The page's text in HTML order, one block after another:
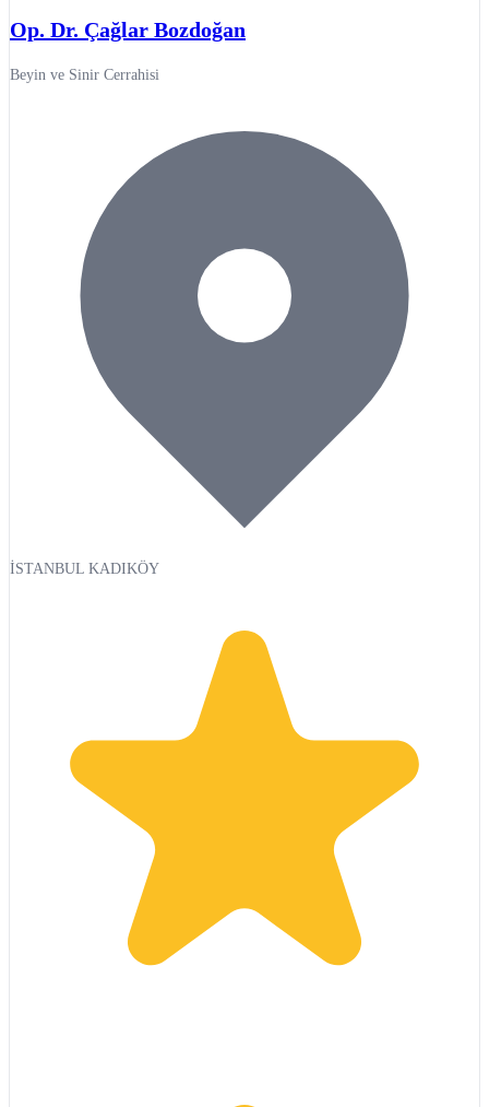
Op. Dr. Çağlar Bozdoğan
Beyin ve Sinir Cerrahisi
İSTANBUL KADIKÖY